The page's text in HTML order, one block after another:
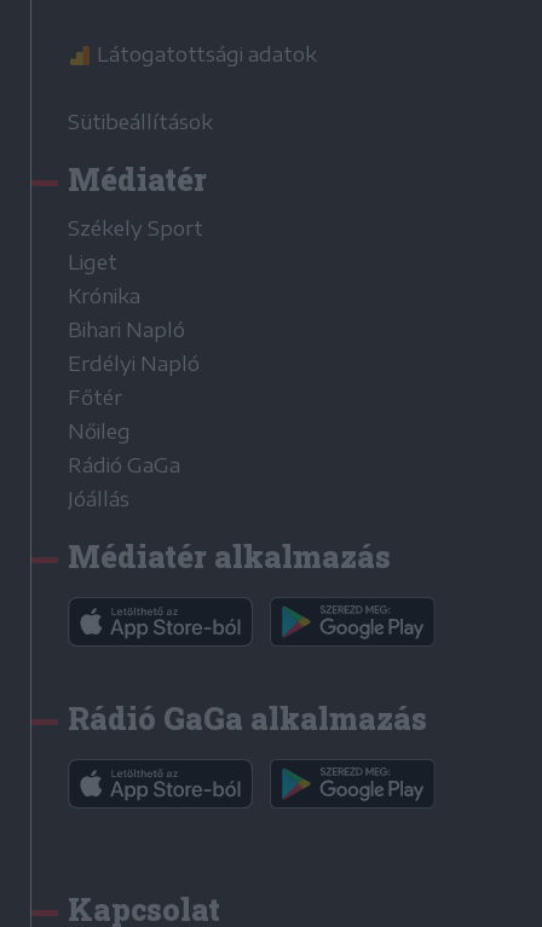
Látogatottsági adatok
Sütibeállítások
Médiatér
Székely Sport
Liget
Krónika
Bihari Napló
Erdélyi Napló
Főtér
Nőileg
Rádió GaGa
Jóállás
Médiatér alkalmazás
Rádió GaGa alkalmazás
Kapcsolat